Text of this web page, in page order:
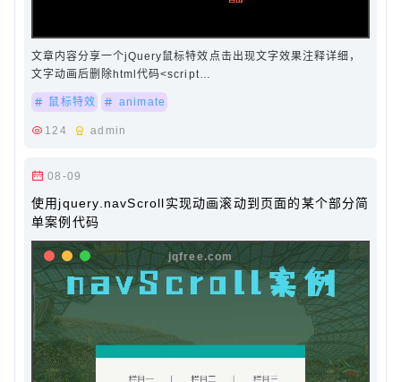
文章内容分享一个jQuery鼠标特效点击出现文字效果注释详细，
文字动画后删除html代码<script
src="query/1.8.1/jquery.min.js" type="text/java…
鼠标特效 animate
124 admin
08-09
使用jquery.navScroll实现动画滚动到页面的某个部分简
单案例代码